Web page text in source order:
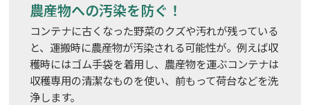
農産物への汚染を防ぐ！
コンテナに古くなった野菜のクズや汚れが残っている
と、運搬時に農産物が汚染される可能性が。例えば収
穫時にはゴム手袋を着用し、農産物を運ぶコンテナは
収穫専用の清潔なものを使い、前もって荷台などを洗
浄します。